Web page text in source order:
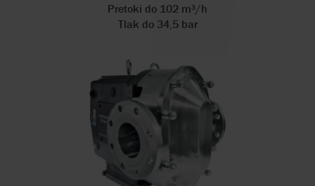
Pretoki do 102 m³/h
Tlak do 34,5 bar